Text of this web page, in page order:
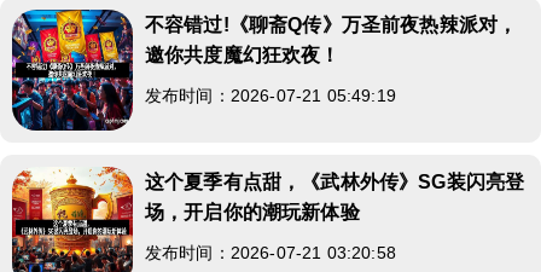
不容错过!《聊斋Q传》万圣前夜热辣派对，
邀你共度魔幻狂欢夜！
发布时间：2026-07-21 05:49:19
这个夏季有点甜，《武林外传》SG装闪亮登
场，开启你的潮玩新体验
发布时间：2026-07-21 03:20:58